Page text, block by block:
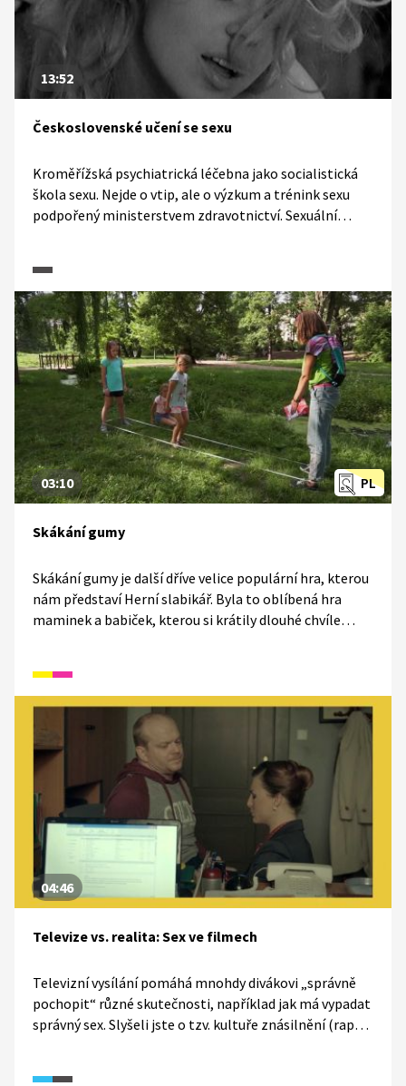
13:52
Československé učení se sexu
Kroměřížská psychiatrická léčebna jako socialistická
škola sexu. Nejde o vtip, ale o výzkum a trénink sexu
podpořený ministerstvem zdravotnictví. Sexuální
dokumentárního seriálu o sexualitě v Československu.
PL
03:10
Skákání gumy
Skákání gumy je další dříve velice populární hra, kterou
nám představí Herní slabikář. Byla to oblíbená hra
maminek a babiček, kterou si krátily dlouhé chvíle
04:46
Televize vs. realita: Sex ve filmech
Televizní vysílání pomáhá mnohdy divákovi „správně
pochopit“ různé skutečnosti, například jak má vypadat
správný sex. Slyšeli jste o tzv. kultuře znásilnění (rape